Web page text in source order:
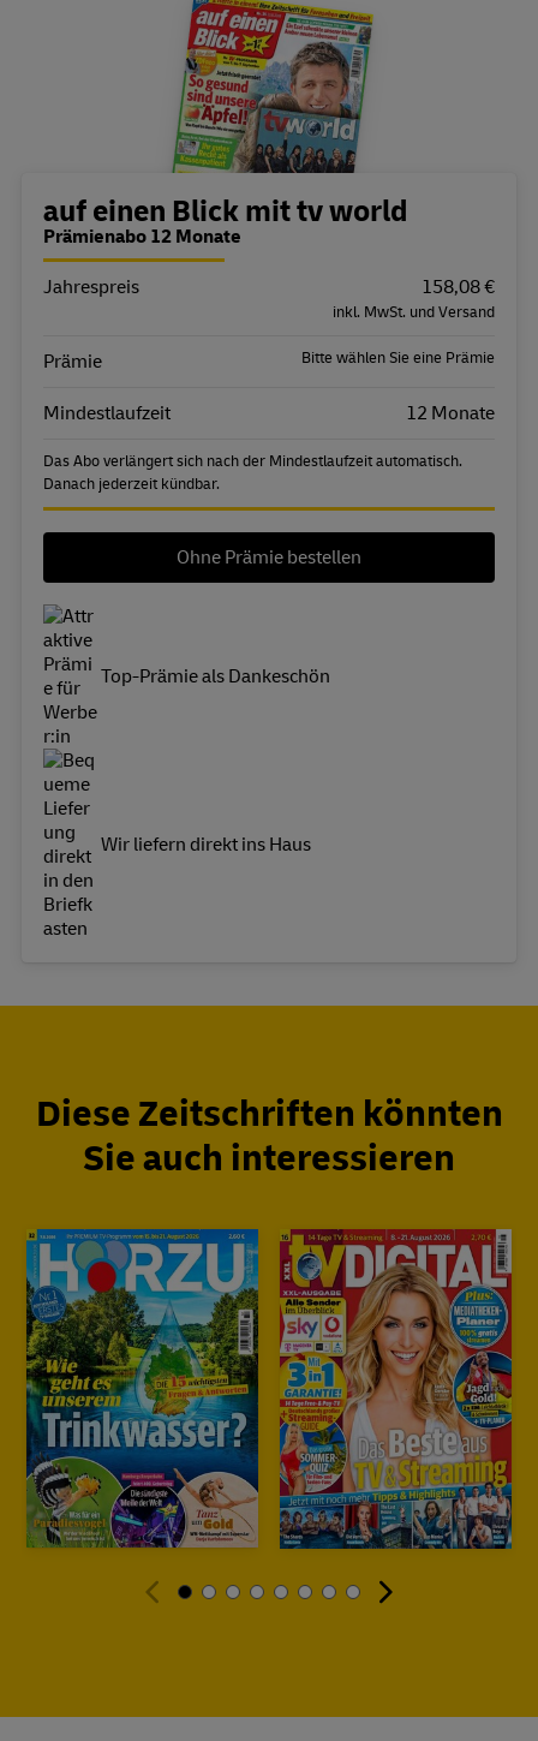
Bestellübersicht
auf einen Blick mit tv world
Prämienabo 12 Monate
Eigenschaft
Jahrespreis 158,08 €
inkl. MwSt. und Versand
Prämie Bitte wählen Sie eine Prämie
Mindestlaufzeit 12 Monate
Das Abo verlängert sich nach der Mindestlaufzeit automatisch.
Danach jederzeit kündbar.
Ohne Prämie bestellen
Top-Prämie als Dankeschön
Wir liefern direkt ins Haus
Diese Zeitschriften könnten
Sie auch interessieren